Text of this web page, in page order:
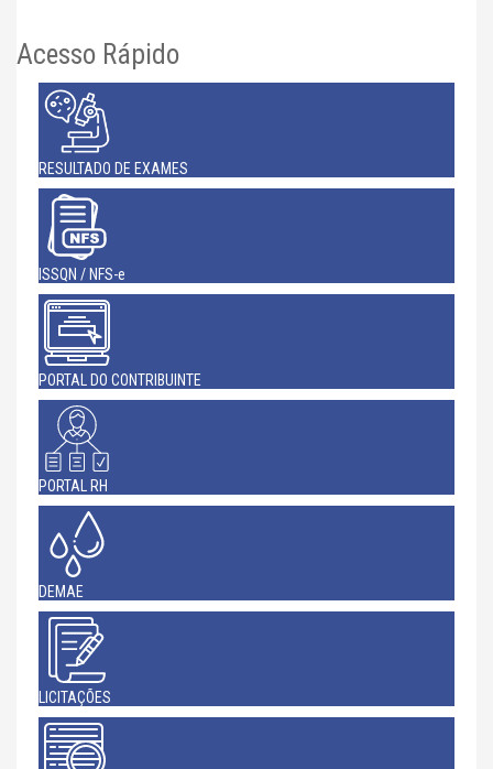
Acesso Rápido
RESULTADO DE EXAMES
ISSQN / NFS-e
PORTAL DO CONTRIBUINTE
PORTAL RH
DEMAE
LICITAÇÕES